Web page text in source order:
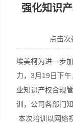
强化知识
点击
埃美柯为进一步
力，3月19日下
业知识产权合规
训，公司各部门
本次培训以网络